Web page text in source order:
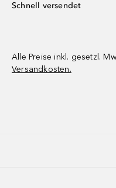
Schnell versendet
Alle Preise inkl. gesetzl.
Versandkosten.